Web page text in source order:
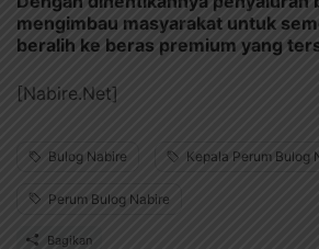
mengimbau masyarakat untuk
beralih ke beras premium yang
[Nabire.Net]
Bulog Nabire Kepala Perum Bulog
Perum Bulog Nabire
Bagikan